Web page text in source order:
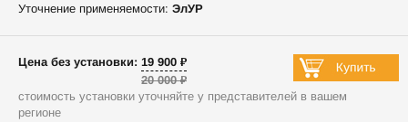
Уточнение применяемости: ЭлУР
Цена без установки: 19 900 ₽
20 000 ₽
стоимость установки уточняйте у представителей в вашем
регионе